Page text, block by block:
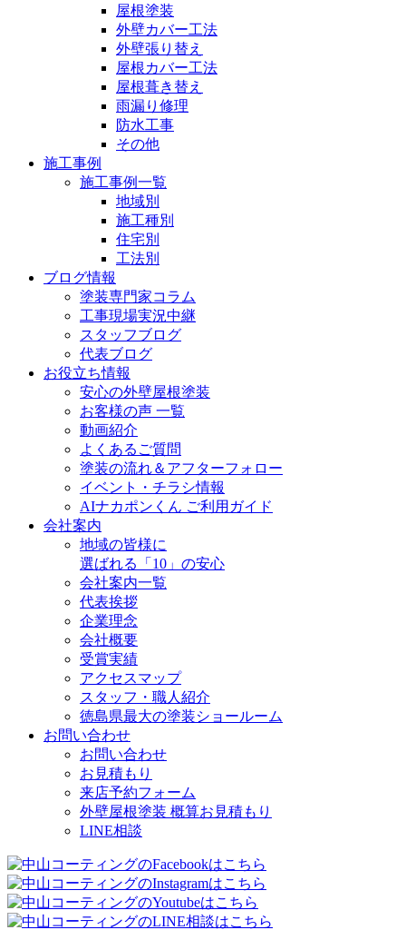
屋根塗装
外壁カバー工法
外壁張り替え
屋根カバー工法
屋根葺き替え
雨漏り修理
防水工事
その他
施工事例
施工事例一覧
地域別
施工種別
住宅別
工法別
ブログ情報
塗装専門家コラム
工事現場実況中継
スタッフブログ
代表ブログ
お役立ち情報
安心の外壁屋根塗装
お客様の声 一覧
動画紹介
よくあるご質問
塗装の流れ＆アフターフォロー
イベント・チラシ情報
AIナカポンくん ご利用ガイド
会社案内
地域の皆様に
選ばれる「10」の安心
会社案内一覧
代表挨拶
企業理念
会社概要
受賞実績
アクセスマップ
スタッフ・職人紹介
徳島県最大の塗装ショールーム
お問い合わせ
お問い合わせ
お見積もり
来店予約フォーム
外壁屋根塗装 概算お見積もり
LINE相談